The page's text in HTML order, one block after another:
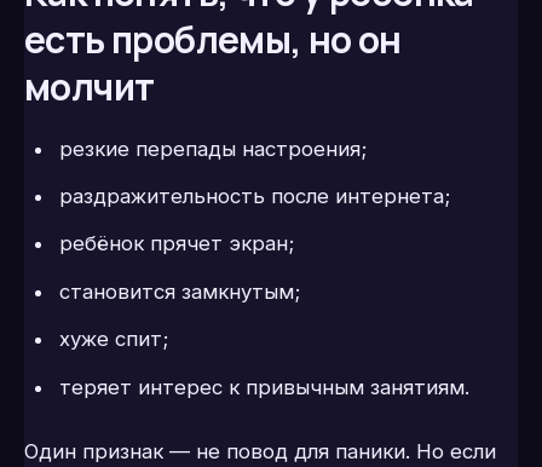
есть проблемы, но он
молчит
резкие перепады настроения;
раздражительность после интернета;
ребёнок прячет экран;
становится замкнутым;
хуже спит;
теряет интерес к привычным занятиям.
Один признак — не повод для паники. Но если